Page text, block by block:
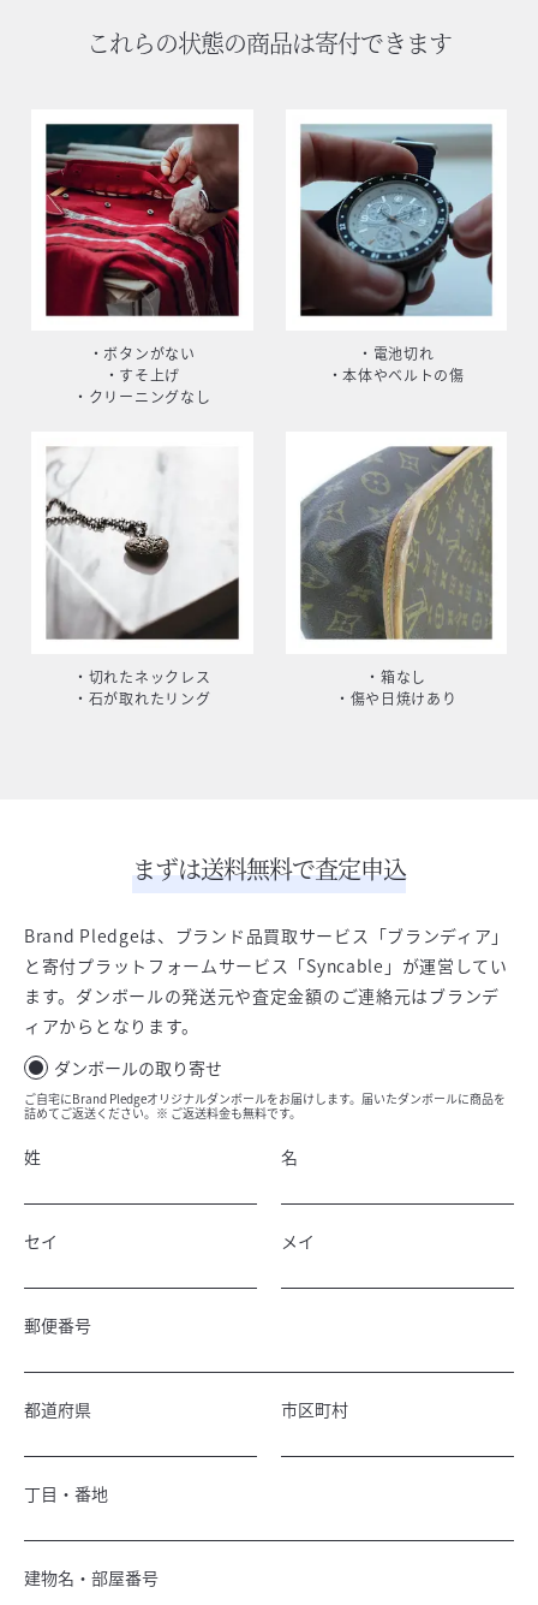
これらの状態の商品は寄付できます
・ボタンがない
・すそ上げ
・クリーニングなし
・電池切れ
・本体やベルトの傷
・切れたネックレス
・石が取れたリング
・箱なし
・傷や日焼けあり
まずは送料無料で査定申込
Brand Pledgeは、ブランド品買取サービス「ブランディア」
と寄付プラットフォームサービス「Syncable」が運営してい
ます。ダンボールの発送元や査定金額のご連絡元はブランデ
ィアからとなります。
ダンボールの取り寄せ
ご自宅にBrand Pledgeオリジナルダンボールをお届けします。届いたダンボールに商品を
詰めてご返送ください。※ ご返送料金も無料です。
姓 名
セイ メイ
郵便番号
都道府県 市区町村
丁目・番地
建物名・部屋番号